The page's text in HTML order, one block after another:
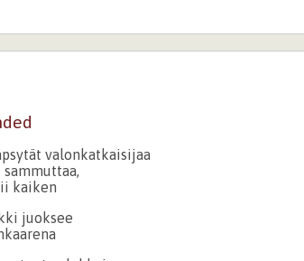
valonkatkaisijaa
sammuttaa,
kaiken
juoksee